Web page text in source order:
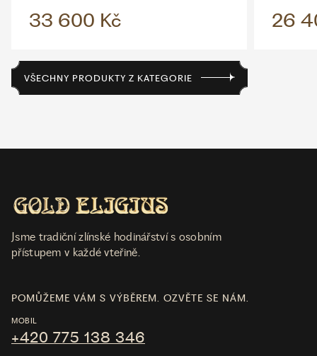
33 600 Kč 26
VŠECHNY PRODUKTY Z KATEGORIE
Jsme tradiční zlínské hodinářství s osobním
přístupem v každé vteřině.
POMŮŽEME VÁM S VÝBĚREM. OZVĚTE SE NÁM.
MOBIL
+420 775 138 346